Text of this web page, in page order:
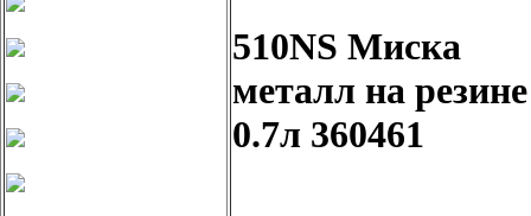
510NS Миска
металл на резине
0.7л 360461